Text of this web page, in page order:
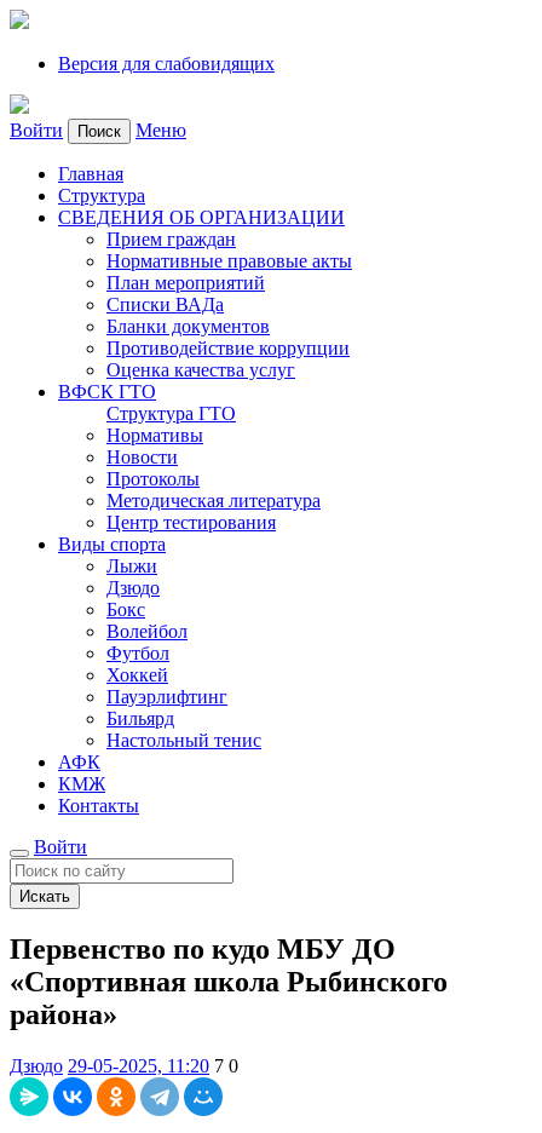
Версия для слабовидящих
Войти Поиск Меню
Главная
Структура
СВЕДЕНИЯ ОБ ОРГАНИЗАЦИИ
Прием граждан
Нормативные правовые акты
План мероприятий
Списки ВАДа
Бланки документов
Противодействие коррупции
Оценка качества услуг
ВФСК ГТО
Структура ГТО
Нормативы
Новости
Протоколы
Методическая литература
Центр тестирования
Виды спорта
Лыжи
Дзюдо
Бокс
Волейбол
Футбол
Хоккей
Пауэрлифтинг
Бильярд
Настольный тенис
АФК
КМЖ
Контакты
Войти
Искать
Первенство по кудо МБУ ДО
«Спортивная школа Рыбинского
района»
Дзюдо 29-05-2025, 11:20 7 0